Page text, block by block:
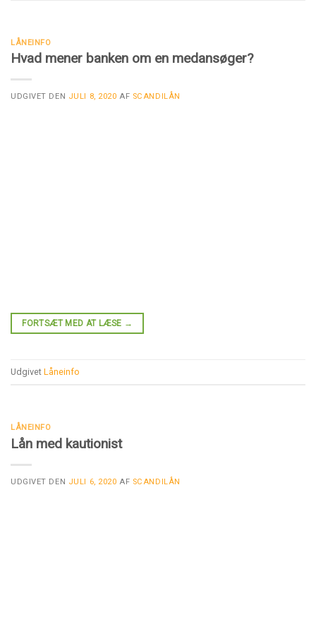
LÅNEINFO
Hvad mener banken om en medansøger?
UDGIVET DEN JULI 8, 2020 AF SCANDILÅN
FORTSÆT MED AT LÆSE →
Udgivet Låneinfo
LÅNEINFO
Lån med kautionist
UDGIVET DEN JULI 6, 2020 AF SCANDILÅN